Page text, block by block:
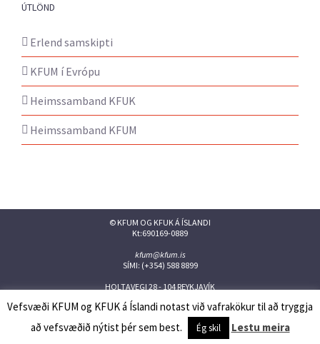
ÚTLÖND
Erlend samskipti
KFUM í Evrópu
Heimssamband KFUK
Heimssamband KFUM
© KFUM OG KFUK Á ÍSLANDI
Kt:690169-0889
kfum@kfum.is
SÍMI: (+354) 588 8899
HOLTAVEGI 28 - 104 REYKJAVÍK
Facebook
TwitterInstagram
Flickr YouTube
Issuu
Vefsvæði KFUM og KFUK á Íslandi notast við vafrakökur til að tryggja
að vefsvæðið nýtist þér sem best.
Ég skil Lestu meira